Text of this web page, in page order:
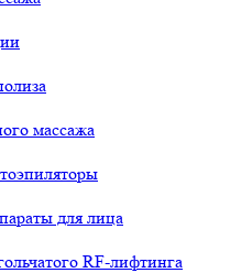
массажа
для лица
RF-лифтинга